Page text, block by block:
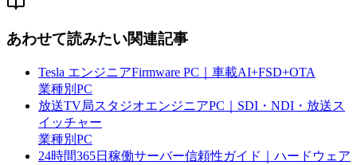
あわせて読みたい関連記事
Tesla エンジニアFirmware PC｜車載AI+FSD+OTA
業種別PC
放送TV局スタジオエンジニアPC｜SDI・NDI・放送ス
イッチャー
業種別PC
24時間365日稼働サーバー信頼性ガイド｜ハードウェア